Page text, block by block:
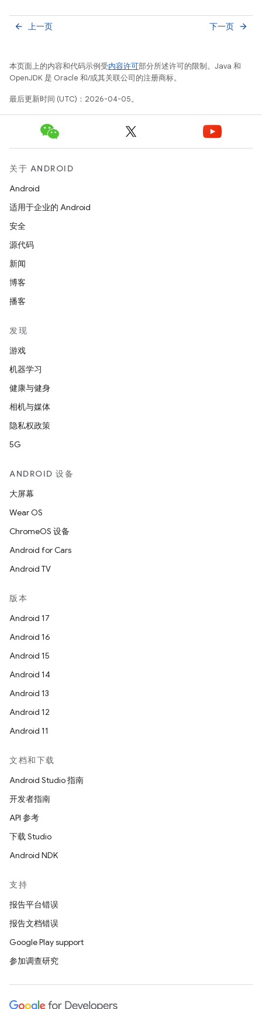
上一页
arrow_back 下一页 arrow_forward
本页面上的内容和代码示例受内容许可部分所述许可的限制。Java 和
OpenJDK 是 Oracle 和/或其关联公司的注册商标。
最后更新时间 (UTC)：2026-04-05。
关于 ANDROID
Android
适用于企业的 Android
安全
源代码
新闻
博客
播客
发现
游戏
机器学习
健康与健身
相机与媒体
隐私权政策
5G
ANDROID 设备
大屏幕
Wear OS
ChromeOS 设备
Android for Cars
Android TV
版本
Android 17
Android 16
Android 15
Android 14
Android 13
Android 12
Android 11
文档和下载
Android Studio 指南
开发者指南
API 参考
下载 Studio
Android NDK
支持
报告平台错误
报告文档错误
Google Play support
参加调查研究